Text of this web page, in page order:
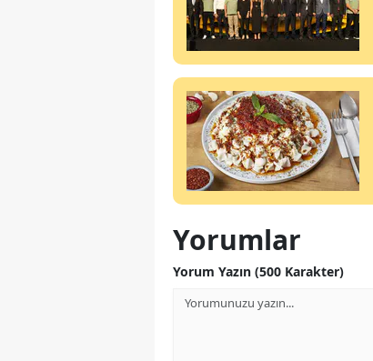
Yorumlar
Yorum Yazın (500 Karakter)